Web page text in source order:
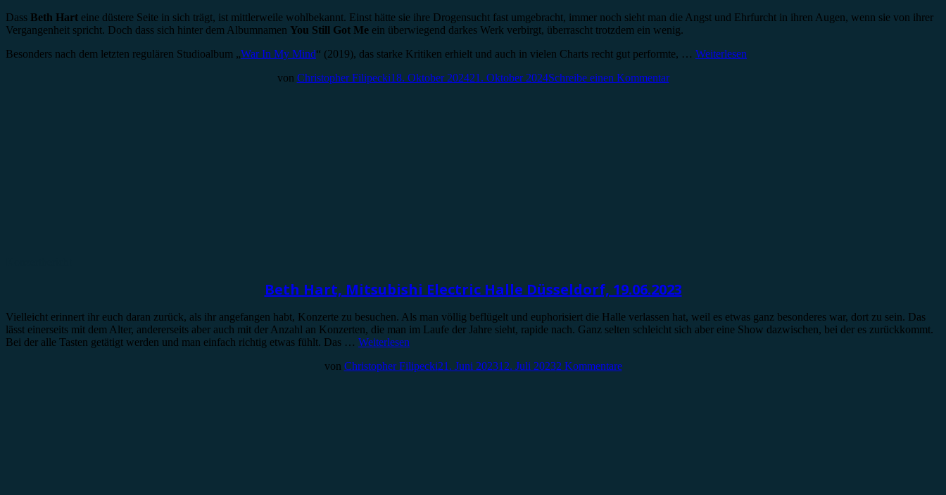
Dass Beth Hart eine düstere Seite in sich trägt, ist mittlerweile wohlbekannt. Einst hätte sie ihre Drogensucht fast umgebracht, immer noch sieht man die Angst und Ehrfurcht in ihren Augen, wenn sie von ihrer
Vergangenheit spricht. Doch dass sich hinter dem Albumnamen You Still Got Me ein überwiegend darkes Werk verbirgt, überrascht trotzdem ein wenig.
Besonders nach dem letzten regulären Studioalbum „War In My Mind“ (2019), das starke Kritiken erhielt und auch in vielen Charts recht gut performte, … Weiterlesen
von Christopher Filipecki18. Oktober 202421. Oktober 2024Schreibe einen Kommentar
Beth Hart, Mitsubishi Electric Halle Düsseldorf, 19.06.2023
Vielleicht erinnert ihr euch daran zurück, als ihr angefangen habt, Konzerte zu besuchen. Als man völlig beflügelt und euphorisiert die Halle verlassen hat, weil es etwas ganz besonderes war, dort zu sein. Das
lässt einerseits mit dem Alter, andererseits aber auch mit der Anzahl an Konzerten, die man im Laufe der Jahre sieht, rapide nach. Ganz selten schleicht sich aber eine Show dazwischen, bei der es zurückkommt.
Bei der alle Tasten getätigt werden und man einfach richtig etwas fühlt. Das … Weiterlesen
von Christopher Filipecki21. Juni 202312. Juli 20232 Kommentare